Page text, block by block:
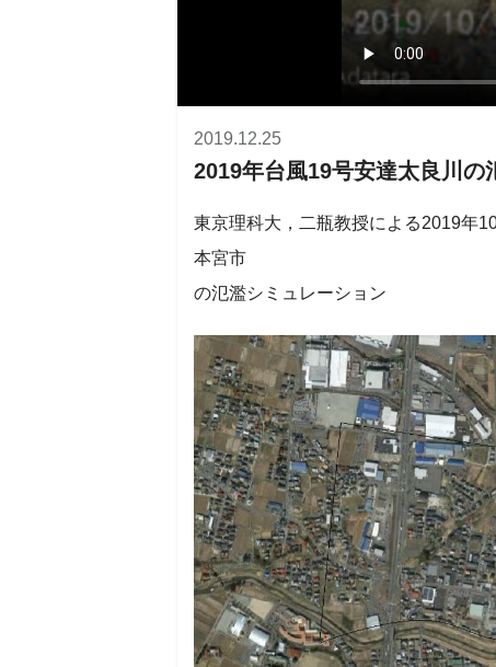
2019.12.25
2019年台風19号安達太良川の
東京理科大，二瓶教授による2019年
本宮市
の氾濫シミュレーション
動
プ
レ
ー
ヤ
ー